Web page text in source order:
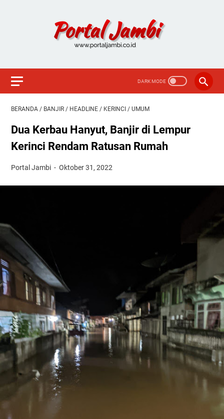
BERANDA / BANJIR / HEADLINE / KERINCI / UMUM
Dua Kerbau Hanyut, Banjir di Lempur
Kerinci Rendam Ratusan Rumah
Portal Jambi Oktober 31, 2022